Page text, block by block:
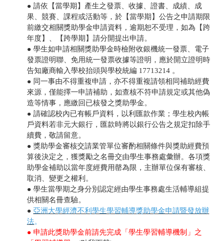
● 請依【當學期】產生之發票、收據、證書、成績、成
果、競賽、課程或活動等，於【當學期】公告之申請期限
前繳交相關獎助學金申請資料，逾期恕不受理，如為【跨
年度】、【跨學期】請分開提出申請。
● 學生如申請相關獎助學金時檢附收銀機統一發票、電子
發票證明聯、免用統一發票收據等證明，應於開立證明時
告知廠商輸入學校抬頭與學校統編 17713214 。
● 同一事由不得重複申請，亦不得重複請領相同補助經費
來源，僅能擇一申請補助，如查核不符申請規定或其他偽
造等情事，應繳回已核發之獎助學金。
● 請確認校內已有帳戶資料，以利匯款作業；學生校內帳
戶資料若非元大銀行，匯款時將以銀行公告之規定扣除手
續費，敬請留意。
● 獎助學金審核交請業管單位審酌相關條件與獎助經費預
算後決定之，獲獎勵之名冊交由學生事務處彙辦。各項獎
助學金補助以當年度經費用罄為限，主辦單位保有審核、
取消、變更之權利。
● 學生當學期之身分別認定經由學生事務處生活輔導組提
供相關名冊查驗。
● 亞洲大學經濟不利學生學習輔導獎助學金申請暨發放辦
法。
● 申請此獎助學金前請先完成「學生學習輔導機制」之